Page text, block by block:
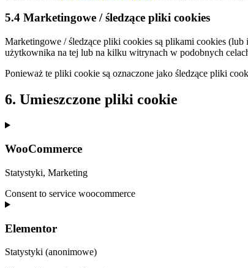
5.4 Marketingowe / śledzące pliki cookies
Marketingowe / śledzące pliki cookies są plikami cookies
użytkownika na tej lub na kilku witrynach w podobnych
Ponieważ te pliki cookie są oznaczone jako śledzące pliki
6. Umieszczone pliki cookie
WooCommerce
Statystyki, Marketing
Consent to service woocommerce
Elementor
Statystyki (anonimowe)